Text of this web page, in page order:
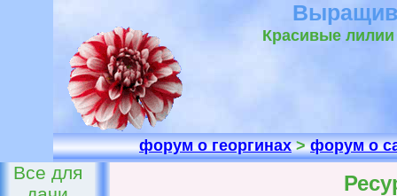
Красивые
форум о георгинах>форум о
Все для